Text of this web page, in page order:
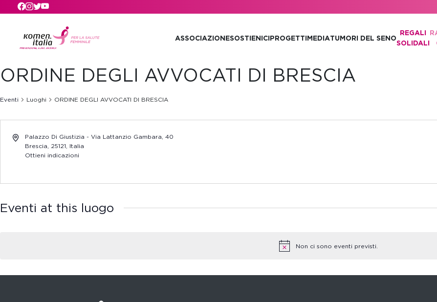
Skip to main content
ASSOCIAZIONESOSTIENICIPROGETTIMEDIATUMORI DEL SENO
REGALI
SOLIDALI
Non ci sono eventi previsti.
ORDINE DEGLI AVVOCATI DI BRESCIA
Eventi Luoghi ORDINE DEGLI AVVOCATI DI BRESCIA
Palazzo Di Giustizia - Via Lattanzio Gambara, 40
Brescia, 25121, Italia
Ottieni indicazioni
Eventi at this luogo